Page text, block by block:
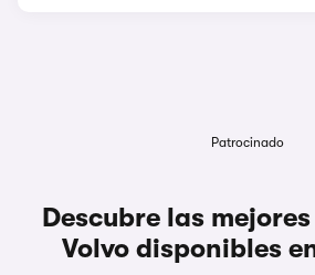
Patrocinado
Descubre las
Volvo disponibles